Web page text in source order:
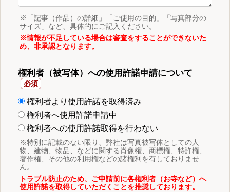
※「記事（作品）の詳細」「ご使用の目的」「写真部分の
サイズ」など、具体的にご記入ください。
※情報が不足している場合は審査をすることができないた
め、非承認となります。
権利者（被写体）への使用許諾申請について
権利者より使用許諾を取得済み
権利者へ使用許諾申請中
権利者への使用許諾取得を行わない
※特別に記載のない限り、弊社は写真被写体としての人
物、建物、物品、などに関する肖像権、商標権、特許権、
著作権、その他の利用権などの諸権利を有しておりませ
ん。
トラブル防止のため、ご申請前に各権利者（お寺など）へ
使用許諾を取得していただくことを推奨しております。